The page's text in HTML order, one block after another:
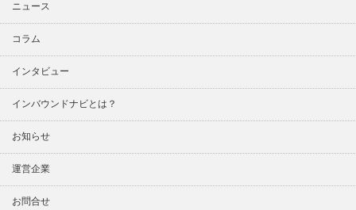
ニュース
コラム
インタビュー
インバウンドナビとは？
お知らせ
運営企業
お問合せ